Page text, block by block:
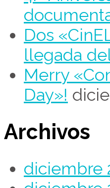
Dos
llegada
Merry
Day»!
Archivos
diciembre